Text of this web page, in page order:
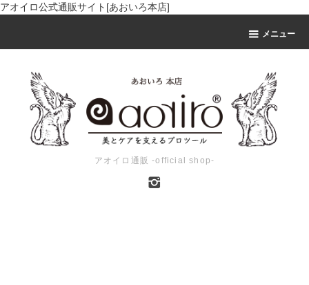
アオイロ公式通販サイト[あおいろ本店]
メニュー
アオイロ通販 -official shop-